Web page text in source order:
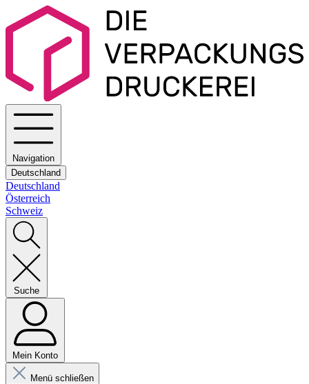
Navigation
Deutschland
Deutschland
Österreich
Schweiz
Suche
Mein Konto
Menü schließen